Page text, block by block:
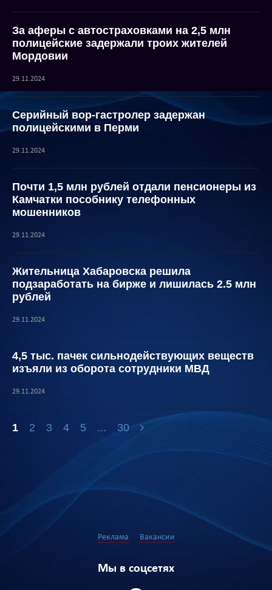
За аферы с автостраховками на 2,5 млн
полицейские задержали троих жителей
Мордовии
29.11.2024
Серийный вор-гастролер задержан
полицейскими в Перми
29.11.2024
Почти 1,5 млн рублей отдали пенсионеры из
Камчатки пособнику телефонных
мошенников
29.11.2024
Жительница Хабаровска решила
подзаработать на бирже и лишилась 2.5 млн
рублей
29.11.2024
4,5 тыс. пачек сильнодействующих веществ
изъяли из оборота сотрудники МВД
29.11.2024
1 2 3 4 5 ... 30
Реклама Вакансии
Мы в соцсетях